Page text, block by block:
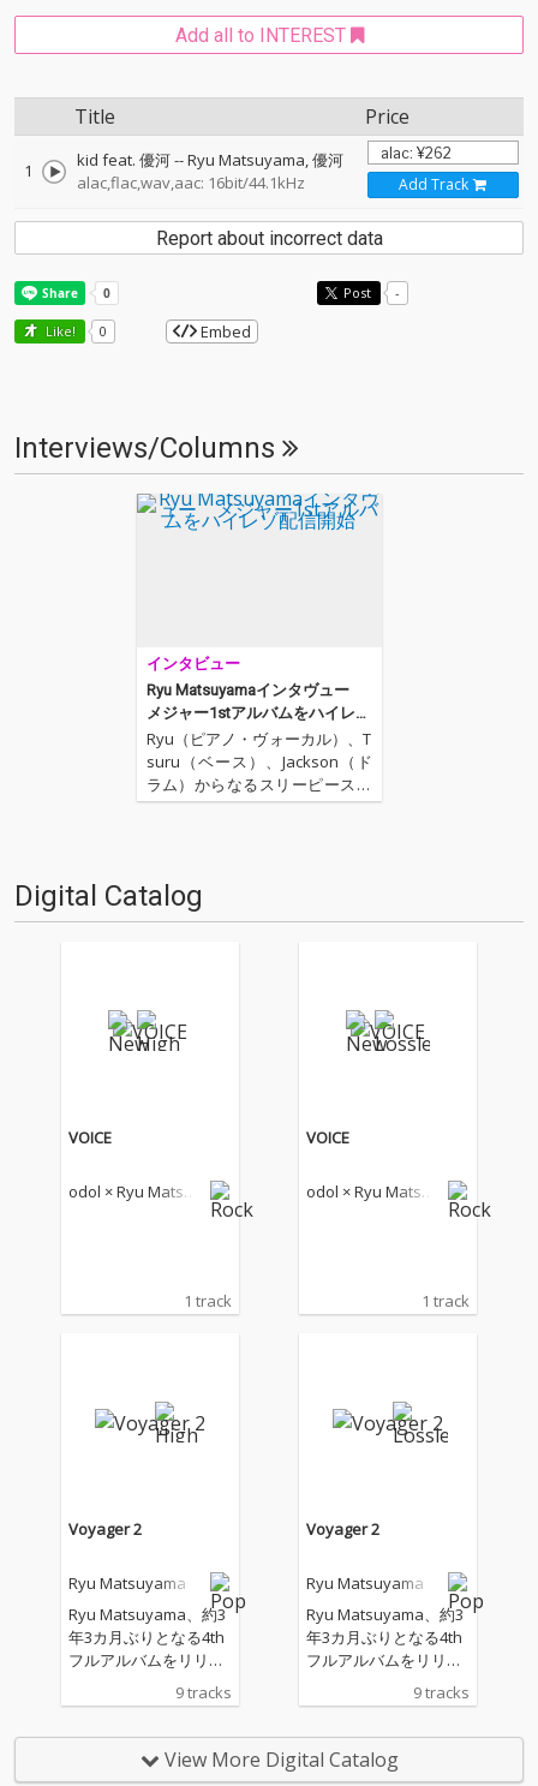
Add all to INTEREST
Title Price
1 kid feat. 優河--Ryu Matsuyama 優河
alac,flac,wav,aac: 16bit/44.1kHz
Add Track
Report about incorrect data
Post -
Like! 0 Embed
Interviews/Columns
インタビュー
Ryu Matsuyamaインタヴュー
メジャー1stアルバムをハイレゾ
配信開始
Ryu（ピアノ・ヴォーカル）、T
suru（ベース）、Jackson（ド
ラム）からなるスリーピース・
バンド、Ryu Matsuyama。メ
クにも注目が…
Digital Catalog
VOICE
odol × Ryu Matsuy
1 track
VOICE
odol × Ryu Matsuy
1 track
Voyager 2
Ryu Matsuyama
Ryu Matsuyama、約3
年3カ月ぶりとなる4th
フルアルバムをリリー
ス。本作にはodolの森
山公稀がほぼ全楽曲の
ックスエンジニアに葛
西敏彦、マスタリング
9 tracks
Voyager 2
Ryu Matsuyama
Ryu Matsuyama、約3
年3カ月ぶりとなる4th
フルアルバムをリリー
ス。本作にはodolの森
山公稀がほぼ全楽曲の
ックスエンジニアに葛
西敏彦、マスタリング
9 tracks
View More Digital Catalog